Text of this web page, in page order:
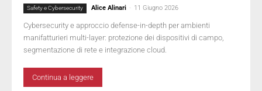
Safety e Cybersecurity Alice Alinari - 11 Giugno 2026
Cybersecurity e approccio defense-in-depth per ambienti
manifatturieri multi-layer: protezione dei dispositivi di campo,
segmentazione di rete e integrazione cloud.
Continua a leggere